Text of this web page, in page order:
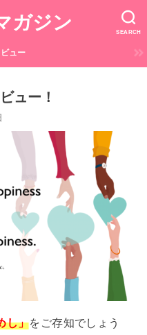
SEARCH
ガジン
ュー
ュー！
し」をご存知でしょう